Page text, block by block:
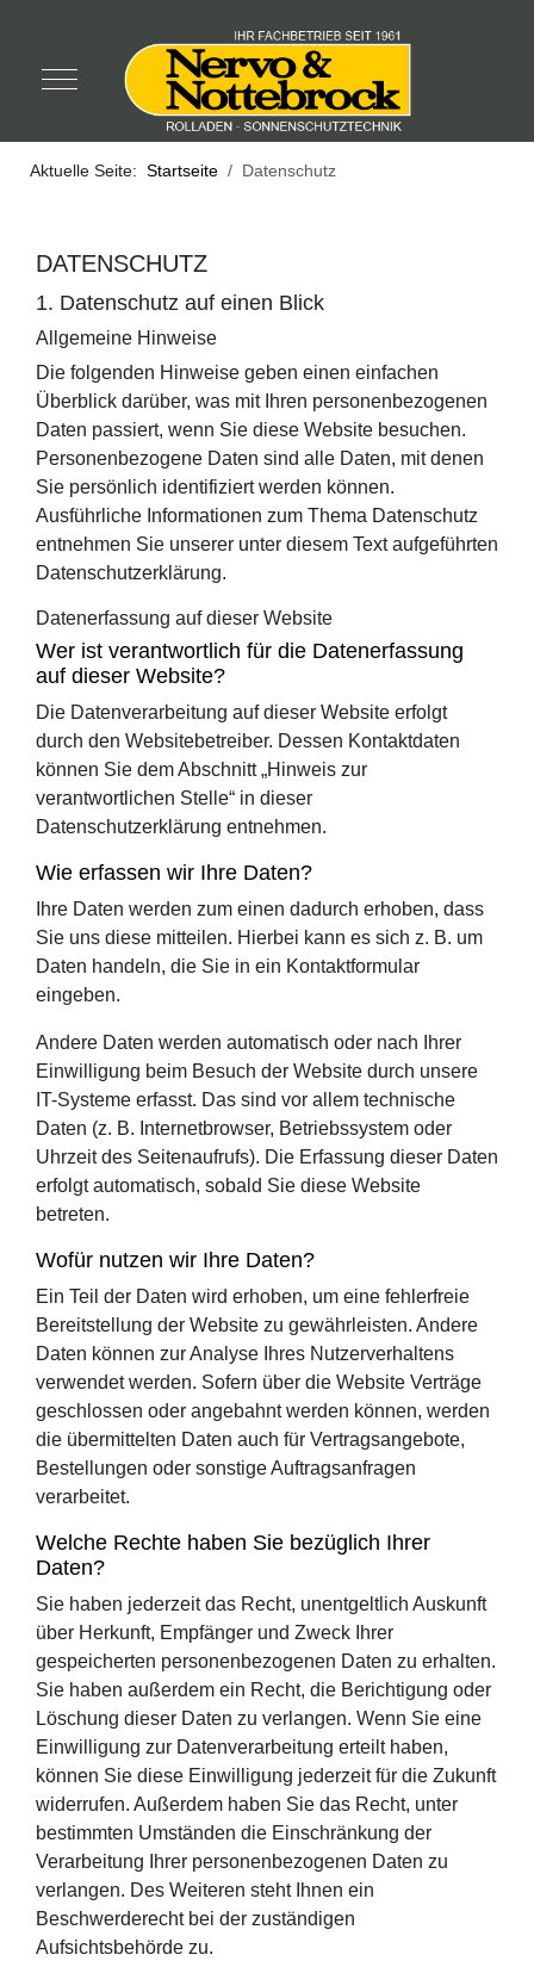
Mobile Menu Toggle
Aktuelle Seite: Startseite Datenschutz
DATENSCHUTZ
1. Datenschutz auf einen Blick
Allgemeine Hinweise
Die folgenden Hinweise geben einen einfachen
Überblick darüber, was mit Ihren personenbezogenen
Daten passiert, wenn Sie diese Website besuchen.
Personenbezogene Daten sind alle Daten, mit denen
Sie persönlich identifiziert werden können.
Ausführliche Informationen zum Thema Datenschutz
entnehmen Sie unserer unter diesem Text aufgeführten
Datenschutzerklärung.
Datenerfassung auf dieser Website
Wer ist verantwortlich für die Datenerfassung
auf dieser Website?
Die Datenverarbeitung auf dieser Website erfolgt
durch den Websitebetreiber. Dessen Kontaktdaten
können Sie dem Abschnitt „Hinweis zur
verantwortlichen Stelle“ in dieser
Datenschutzerklärung entnehmen.
Wie erfassen wir Ihre Daten?
Ihre Daten werden zum einen dadurch erhoben, dass
Sie uns diese mitteilen. Hierbei kann es sich z. B. um
Daten handeln, die Sie in ein Kontaktformular
eingeben.
Andere Daten werden automatisch oder nach Ihrer
Einwilligung beim Besuch der Website durch unsere
IT-Systeme erfasst. Das sind vor allem technische
Daten (z. B. Internetbrowser, Betriebssystem oder
Uhrzeit des Seitenaufrufs). Die Erfassung dieser Daten
erfolgt automatisch, sobald Sie diese Website
betreten.
Wofür nutzen wir Ihre Daten?
Ein Teil der Daten wird erhoben, um eine fehlerfreie
Bereitstellung der Website zu gewährleisten. Andere
Daten können zur Analyse Ihres Nutzerverhaltens
verwendet werden. Sofern über die Website Verträge
geschlossen oder angebahnt werden können, werden
die übermittelten Daten auch für Vertragsangebote,
Bestellungen oder sonstige Auftragsanfragen
verarbeitet.
Welche Rechte haben Sie bezüglich Ihrer
Daten?
Sie haben jederzeit das Recht, unentgeltlich Auskunft
über Herkunft, Empfänger und Zweck Ihrer
gespeicherten personenbezogenen Daten zu erhalten.
Sie haben außerdem ein Recht, die Berichtigung oder
Löschung dieser Daten zu verlangen. Wenn Sie eine
Einwilligung zur Datenverarbeitung erteilt haben,
können Sie diese Einwilligung jederzeit für die Zukunft
widerrufen. Außerdem haben Sie das Recht, unter
bestimmten Umständen die Einschränkung der
Verarbeitung Ihrer personenbezogenen Daten zu
verlangen. Des Weiteren steht Ihnen ein
Beschwerderecht bei der zuständigen
Aufsichtsbehörde zu.